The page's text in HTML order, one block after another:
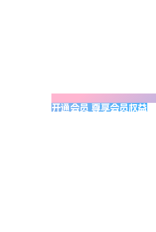
开通会员 尊享会员权益